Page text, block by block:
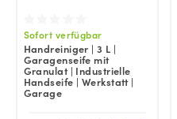
Sofort verfügbar
Handreiniger | 3 L |
Garagenseife mit
Granulat | Industrielle
Handseife | Werkstatt |
Garage